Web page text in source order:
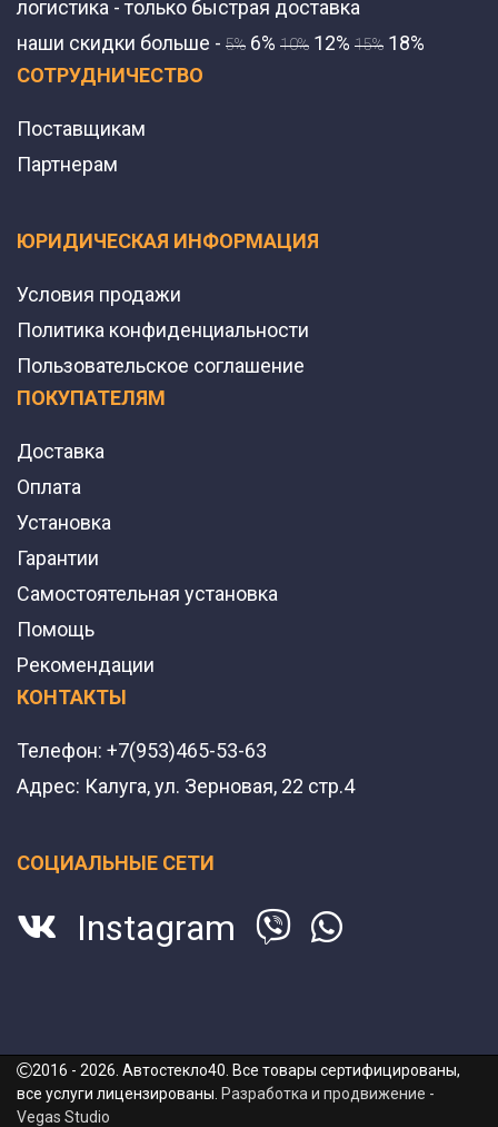
логистика - только быстрая доставка
наши скидки больше - 5% 6% 10% 12% 15% 18%
СОТРУДНИЧЕСТВО
Поставщикам
Партнерам
ЮРИДИЧЕСКАЯ ИНФОРМАЦИЯ
Условия продажи
Политика конфиденциальности
Пользовательское соглашение
ПОКУПАТЕЛЯМ
Доставка
Оплата
Установка
Гарантии
Самостоятельная установка
Помощь
Рекомендации
КОНТАКТЫ
Телефон: +7(953)465-53-63
Адрес: Калуга, ул. Зерновая, 22 стр.4
СОЦИАЛЬНЫЕ СЕТИ
Instagram
2016 - 2026. Автостекло40. Все товары сертифицированы,
все услуги лицензированы. Разработка и продвижение -
Vegas Studio